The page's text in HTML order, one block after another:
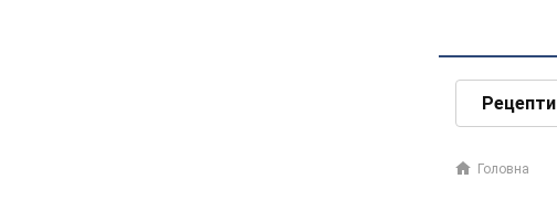
Рецепти
Головна